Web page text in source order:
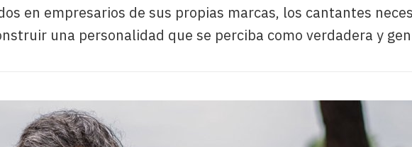
en empresarios de sus propias marcas, los cantantes
una personalidad que se perciba como verdadera y